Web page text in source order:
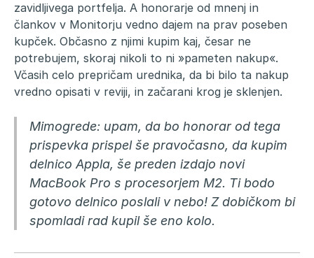
zavidljivega portfelja. A honorarje od mnenj in
člankov v Monitorju vedno dajem na prav poseben
kupček. Občasno z njimi kupim kaj, česar ne
potrebujem, skoraj nikoli to ni »pameten nakup«.
Včasih celo prepričam urednika, da bi bilo ta nakup
vredno opisati v reviji, in začarani krog je sklenjen.
Mimogrede: upam, da bo honorar od tega
prispevka prispel še pravočasno, da kupim
delnico Appla, še preden izdajo novi
MacBook Pro s procesorjem M2. Ti bodo
gotovo delnico poslali v nebo! Z dobičkom bi
spomladi rad kupil še eno kolo.